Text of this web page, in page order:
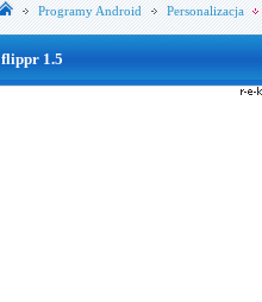
ProgramyAndroid Personalizacja
flippr 1.5